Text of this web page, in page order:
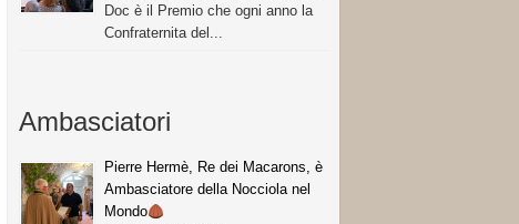
Doc è il Premio che ogni anno la
Confraternita del...
Ambasciatori
Pierre Hermè, Re dei Macarons, è
Ambasciatore della Nocciola nel
Mondo